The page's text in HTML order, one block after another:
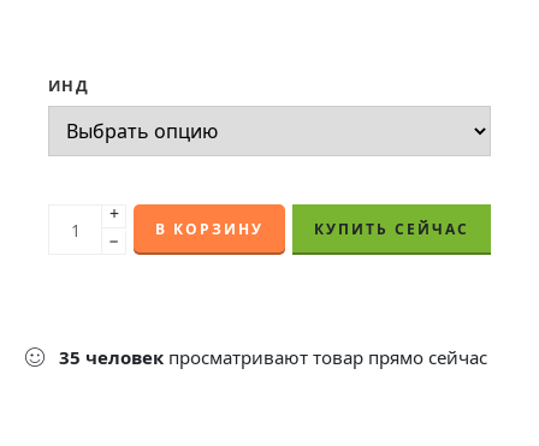
ИНД
+
−
В КОРЗИНУ КУПИТЬ СЕЙЧАС
35 человек просматривают товар прямо сейчас